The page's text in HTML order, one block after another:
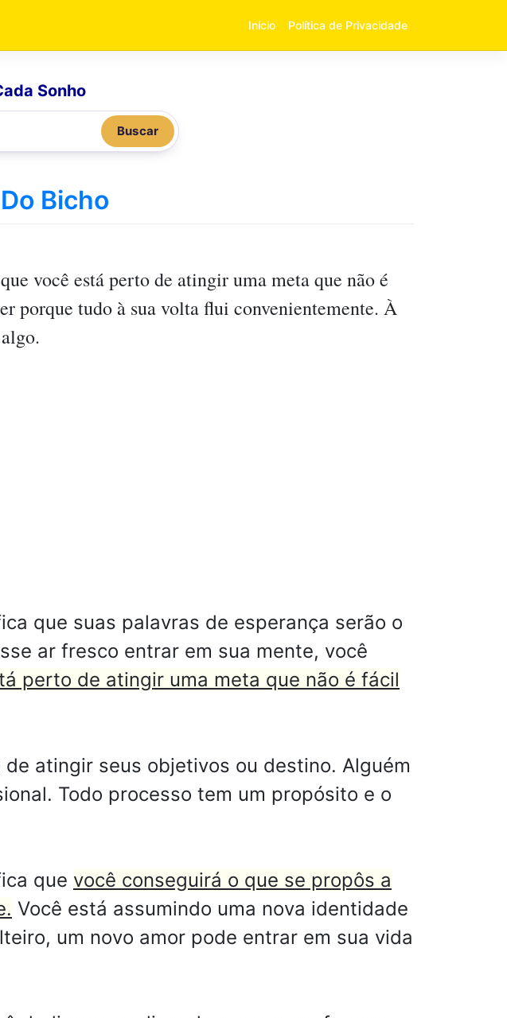
Início Política de Privacidade
Sonho
Buscar
Bicho
você está perto de atingir uma meta que não é
porque tudo à sua volta flui convenientemente. À
que suas palavras de esperança serão o
ar fresco entrar em sua mente, você
perto de atingir uma meta que não é fácil
atingir seus objetivos ou destino. Alguém
Todo processo tem um propósito e o
que você conseguirá o que se propôs a
Você está assumindo uma nova identidade
um novo amor pode entrar em sua vida